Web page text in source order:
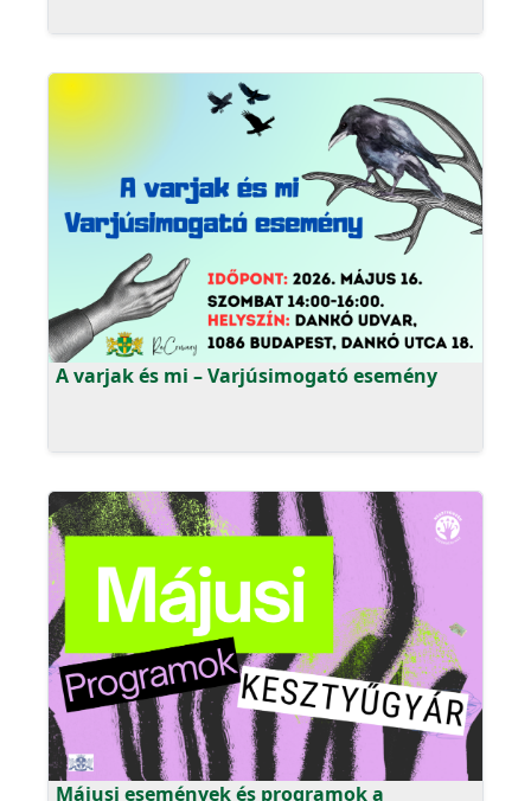
A varjak és mi – Varjúsimogató esemény
Májusi események és programok a